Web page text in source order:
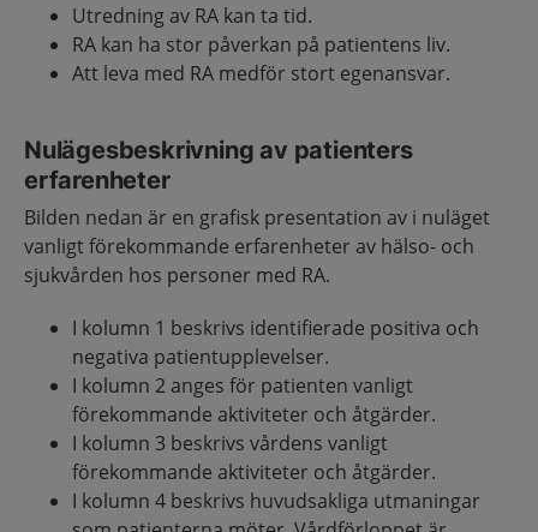
Utredning av RA kan ta tid.
RA kan ha stor påverkan på patientens liv.
Att leva med RA medför stort egenansvar.
Nulägesbeskrivning av patienters
erfarenheter
Bilden nedan är en grafisk presentation av i nuläget
vanligt förekommande erfarenheter av hälso- och
sjukvården hos personer med RA.
I kolumn 1 beskrivs identifierade positiva och
negativa patientupplevelser.
I kolumn 2 anges för patienten vanligt
förekommande aktiviteter och åtgärder.
I kolumn 3 beskrivs vårdens vanligt
förekommande aktiviteter och åtgärder.
I kolumn 4 beskrivs huvudsakliga utmaningar